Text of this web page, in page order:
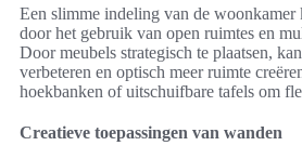
Een slimme indeling van de woonkamer
door het gebruik van open ruimtes en
Door meubels strategisch te plaatsen,
verbeteren en optisch meer ruimte
hoekbanken of uitschuifbare tafels om
Creatieve toepassingen van wanden